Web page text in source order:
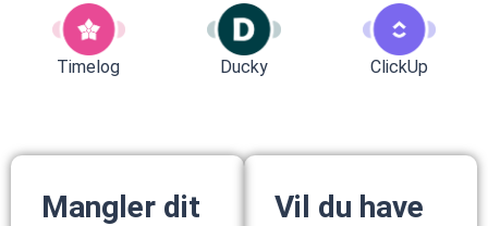
Timelog Ducky ClickUp
Mangler dit
Vil du have